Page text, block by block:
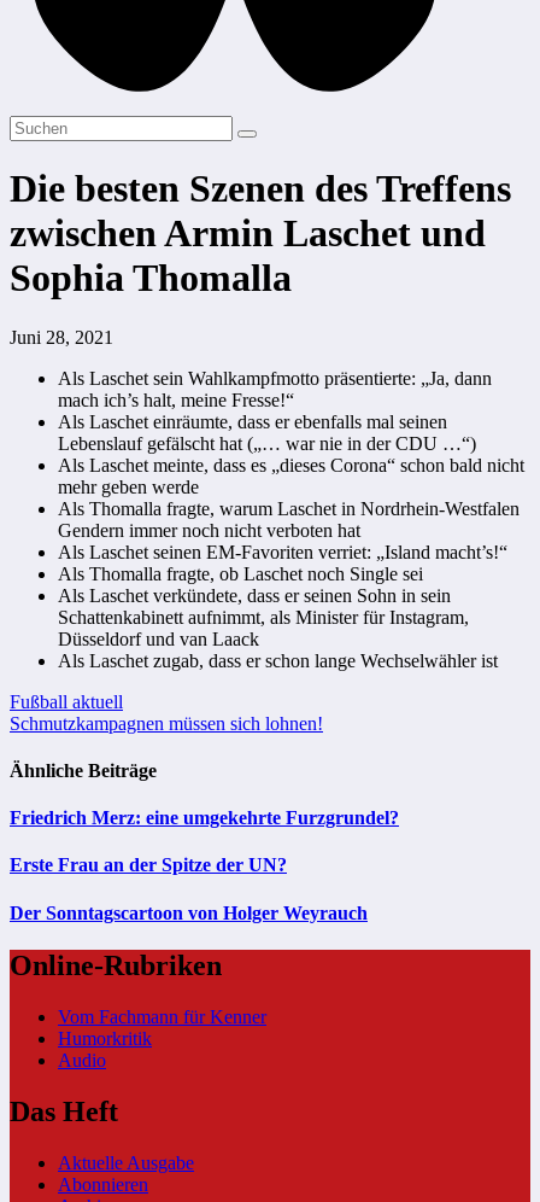
Die besten Szenen des Treffens
zwischen Armin Laschet und
Sophia Thomalla
Juni 28, 2021
Als Laschet sein Wahlkampfmotto präsentierte: „Ja, dann
mach ich’s halt, meine Fresse!“
Als Laschet einräumte, dass er ebenfalls mal seinen
Lebenslauf gefälscht hat („… war nie in der CDU …“)
Als Laschet meinte, dass es „dieses Corona“ schon bald nicht
mehr geben werde
Als Thomalla fragte, warum Laschet in Nordrhein-Westfalen
Gendern immer noch nicht verboten hat
Als Laschet seinen EM-Favoriten verriet: „Island macht’s!“
Als Thomalla fragte, ob Laschet noch Single sei
Als Laschet verkündete, dass er seinen Sohn in sein
Schattenkabinett aufnimmt, als Minister für Instagram,
Düsseldorf und van Laack
Als Laschet zugab, dass er schon lange Wechselwähler ist
Beitragsnavigation
Fußball aktuell
Schmutzkampagnen müssen sich lohnen!
Ähnliche Beiträge
Friedrich Merz: eine umgekehrte Furzgrundel?
Erste Frau an der Spitze der UN?
Der Sonntagscartoon von Holger Weyrauch
Online-Rubriken
Vom Fachmann für Kenner
Humorkritik
Audio
Das Heft
Aktuelle Ausgabe
Abonnieren